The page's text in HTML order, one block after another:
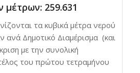
μέτρων: 259.631
τα κυβικά μέτρα νερού
Δημοτικό Διαμέρισμα (και
με την συνολική
του πρώτου τετραμήνου